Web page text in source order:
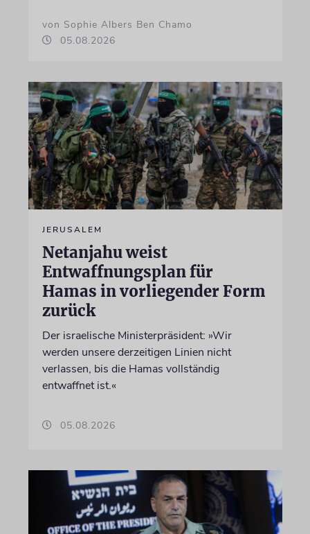
von Sophie Albers Ben Chamo
05.08.2026
JERUSALEM
Netanjahu weist
Entwaffnungsplan für
Hamas in vorliegender Form
zurück
Der israelische Ministerpräsident: »Wir
werden unsere derzeitigen Linien nicht
verlassen, bis die Hamas vollständig
entwaffnet ist.«
05.08.2026